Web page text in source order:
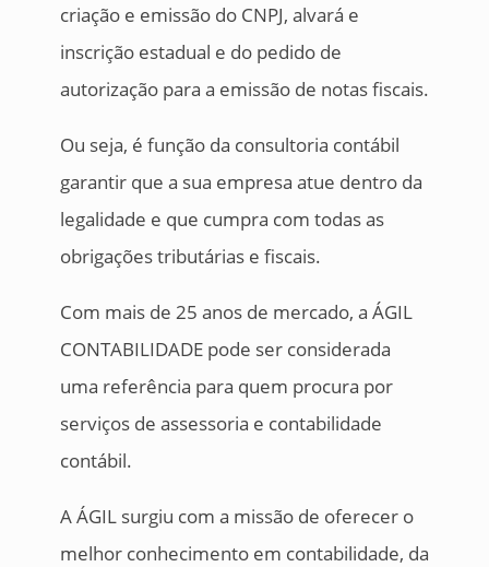
criação e emissão do CNPJ, alvará e
inscrição estadual e do pedido de
autorização para a emissão de notas fiscais.
Ou seja, é função da consultoria contábil
garantir que a sua empresa atue dentro da
legalidade e que cumpra com todas as
obrigações tributárias e fiscais.
Com mais de 25 anos de mercado, a ÁGIL
CONTABILIDADE pode ser considerada
uma referência para quem procura por
serviços de assessoria e contabilidade
contábil.
A ÁGIL surgiu com a missão de oferecer o
melhor conhecimento em contabilidade, da